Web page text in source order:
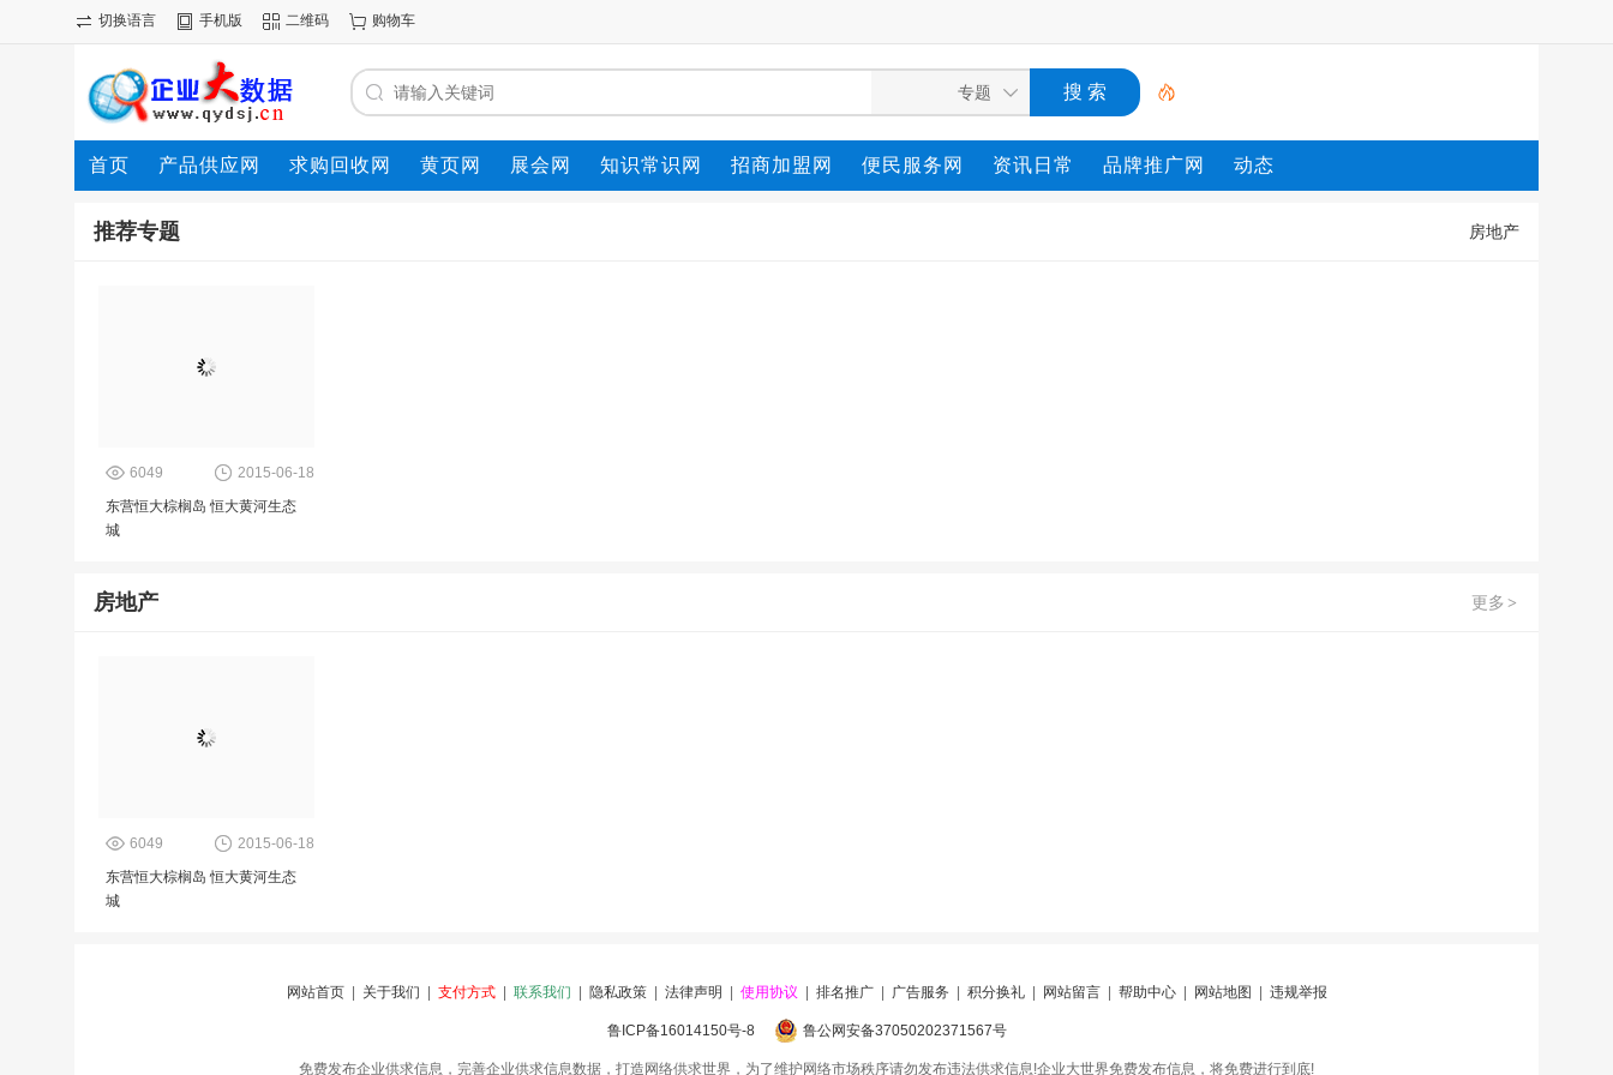
切换语言 手机版 二维码 购物车
首页 产品供应网 求购回收网 黄页网 展会网 知识常识网 招商加盟网 便民服务网 资讯日常 品牌推广网 动态
房地产
推荐专题
2015-06-18
6049
东营恒大棕榈岛 恒大黄河生态
城
更多 >
房地产
2015-06-18
6049
东营恒大棕榈岛 恒大黄河生态
城
网站首页| 关于我们 支付方式| 联系我们 隐私政策| 法律声明 使用协议 排名推广| 广告服务 积分换礼| 网站留言| 帮助中心| 网站地图 违规举报
鲁ICP备16014150号-8 鲁公网安备37050202371567号
免费发布企业供求信息，完善企业供求信息数据，打造网络供求世界，为了维护网络市场秩序请勿发布违法供求信息!企业大世界免费发布信息，将免费进行到底!